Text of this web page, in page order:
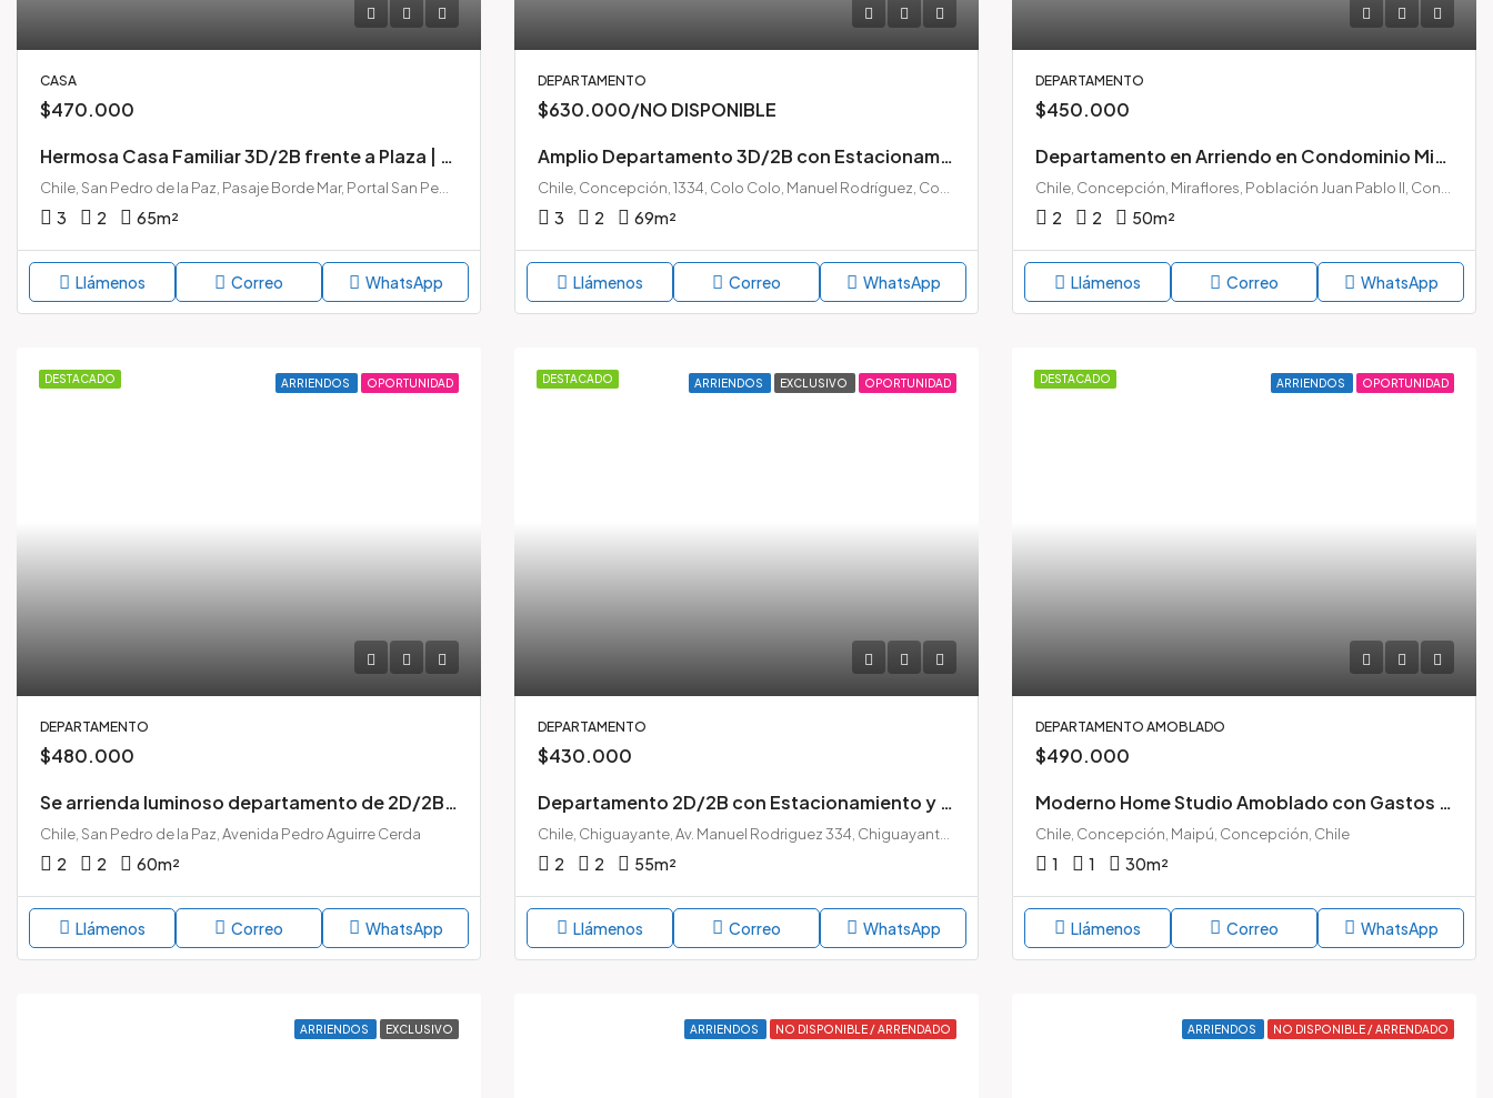
CASA
$470.000
Hermosa Casa Familiar 3D/2B frente a Plaza | Portal San Pedro, San Pedro de la Paz
3 2 65m²
Llámenos Correo WhatsApp
DEPARTAMENTO
$630.000/NO DISPONIBLE
Amplio Departamento 3D/2B con Estacionamiento | Edificio Plaza Mayor 3, Concepción
3 2 69m²
Llámenos Correo WhatsApp
DEPARTAMENTO
$450.000
Departamento en Arriendo en Condominio Mirador Biobío – Concepción
2 2 50m²
Llámenos Correo WhatsApp
DESTACADO ARRIENDOS OPORTUNIDAD
DEPARTAMENTO
$480.000
Se arrienda luminoso departamento de 2D/2B en Condominio Parque Millaray, San Pedro de la Paz
Chile, San Pedro de la Paz, Avenida Pedro Aguirre Cerda
2 2 60m²
Llámenos Correo WhatsApp
DESTACADO ARRIENDOS EXCLUSIVO OPORTUNIDAD
DEPARTAMENTO
$430.000
Departamento 2D/2B con Estacionamiento y Bodega | Edificio Las Palmas, Chiguayante
2 2 55m²
Llámenos Correo WhatsApp
DESTACADO ARRIENDOS OPORTUNIDAD
DEPARTAMENTO AMOBLADO
$490.000
Moderno Home Studio Amoblado con Gastos Comunes Incluidos | Edificio Atelier, Concepción Centro
Chile, Concepción, Maipú, Concepción, Chile
1 1 30m²
Llámenos Correo WhatsApp
ARRIENDOS EXCLUSIVO ARRIENDOS NO DISPONIBLE / ARRENDADO ARRIENDOS NO DISPONIBLE / ARRENDADO